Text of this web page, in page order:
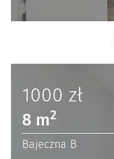
1000zł
8 m2
Bajeczna B